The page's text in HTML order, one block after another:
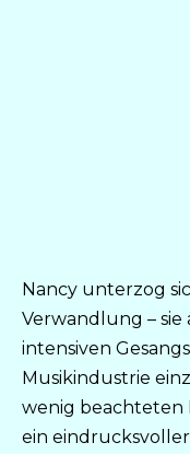
Nancy unterzog
Verwandlung –
intensiven
Musikindustrie
wenig beachteten
ein